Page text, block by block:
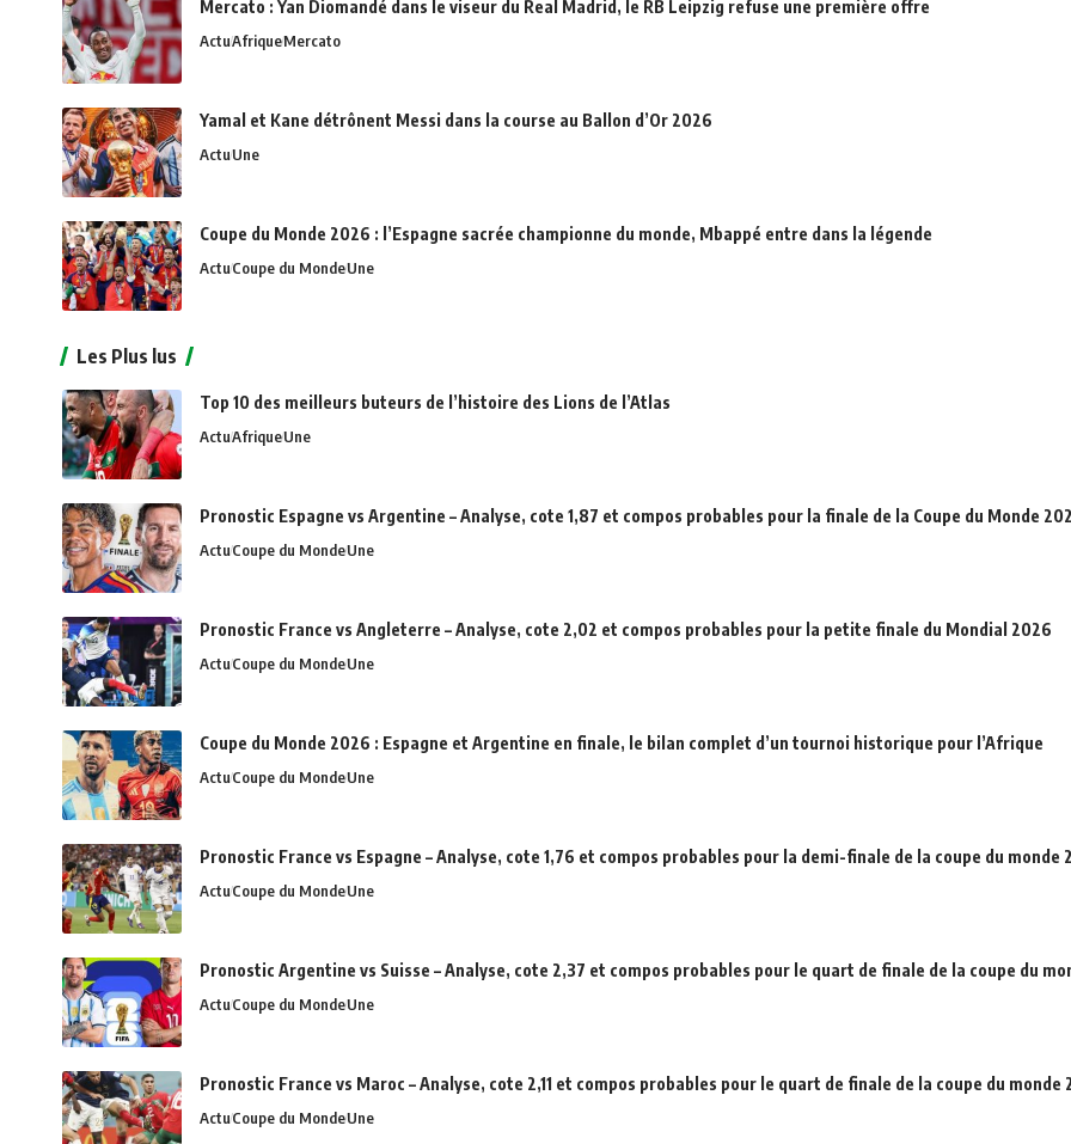
Mercato : Yan Diomandé dans le viseur du Real Madrid, le RB Leipzig refuse une première offre
ActuAfriqueMercato
Yamal et Kane détrônent Messi dans la course au Ballon d’Or 2026
ActuUne
Coupe du Monde 2026 : l’Espagne sacrée championne du monde, Mbappé entre dans la légende
ActuCoupe du MondeUne
Les Plus lus
Top 10 des meilleurs buteurs de l’histoire des Lions de l’Atlas
ActuAfriqueUne
Pronostic Espagne vs Argentine – Analyse, cote 1,87 et compos probables pour la finale de la Coupe du Monde
ActuCoupe du MondeUne
Pronostic France vs Angleterre – Analyse, cote 2,02 et compos probables pour la petite finale du Mondial 2026
ActuCoupe du MondeUne
Coupe du Monde 2026 : Espagne et Argentine en finale, le bilan complet d’un tournoi historique pour l’Afrique
ActuCoupe du MondeUne
Pronostic France vs Espagne – Analyse, cote 1,76 et compos probables pour la demi-finale de la coupe du monde
ActuCoupe du MondeUne
Pronostic Argentine vs Suisse – Analyse, cote 2,37 et compos probables pour le quart de finale de la coupe du
ActuCoupe du MondeUne
Pronostic France vs Maroc – Analyse, cote 2,11 et compos probables pour le quart de finale de la coupe du monde
ActuCoupe du MondeUne